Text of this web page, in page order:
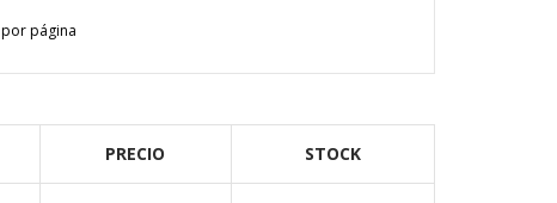
por página
PRECIO STOCK